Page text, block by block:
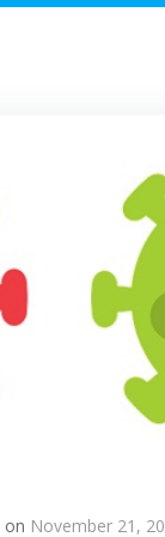
on November 21,